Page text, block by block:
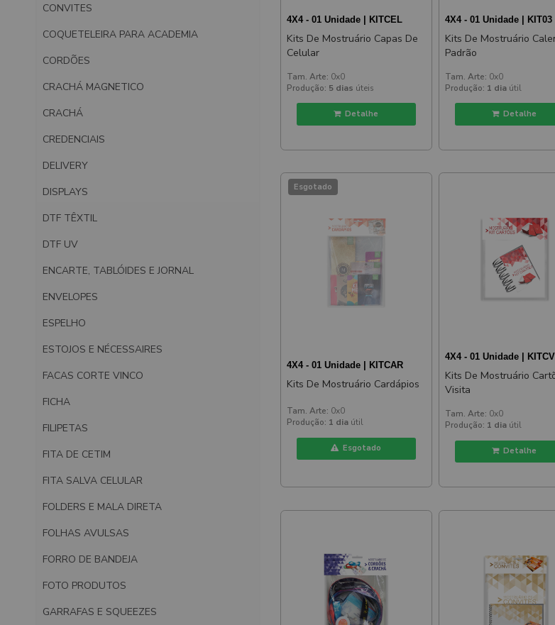
CONVITES
COQUETELEIRA PARA ACADEMIA
CORDÕES
CRACHÁ MAGNETICO
CRACHÁ
CREDENCIAIS
DELIVERY
DISPLAYS
DTF TÊXTIL
DTF UV
ENCARTE, TABLÓIDES E JORNAL
ENVELOPES
ESPELHO
ESTOJOS E NÉCESSAIRES
FACAS CORTE VINCO
FICHA
FILIPETAS
FITA DE CETIM
FITA SALVA CELULAR
FOLDERS E MALA DIRETA
FOLHAS AVULSAS
FORRO DE BANDEJA
FOTO PRODUTOS
GARRAFAS E SQUEEZES
4X4 - 01 Unidade | KITCEL
Kits De Mostruário Capas De
Celular
Tam. Arte: 0x0
Produção: 5 dias úteis
Detalhe
4X4 - 01 Unidade | KIT03
Kits De Mostruário
Padrão
Tam. Arte: 0x0
Produção: 1 dia útil
Detalhe
Esgotado
4X4 - 01 Unidade | KITCAR
Kits De Mostruário Cardápios
Tam. Arte: 0x0
Produção: 1 dia útil
Esgotado
4X4 - 01 Unidade | KITCV
Kits De Mostruário
Visita
Tam. Arte: 0x0
Produção: 1 dia útil
Detalhe